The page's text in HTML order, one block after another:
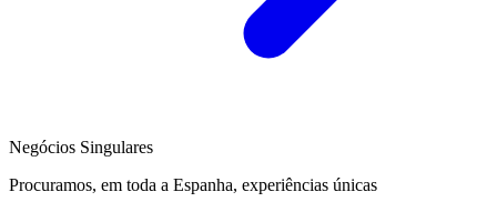
Negócios Singulares
Procuramos, em toda a Espanha, experiências únicas